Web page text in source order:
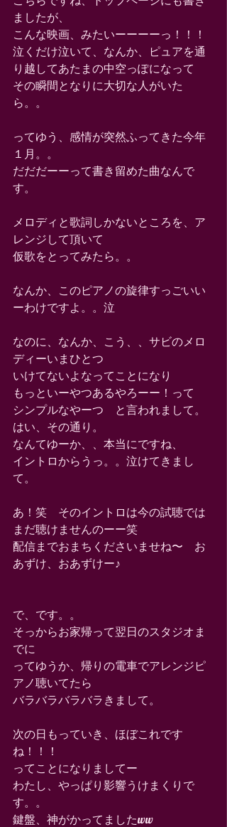
ましたが、
こんな映画、みたいーーーーっ！！！
泣くだけ泣いて、なんか、ピュアを通
り越してあたまの中空っぽになって
その瞬間となりに大切な人がいた
ら。。
ってゆう、感情が突然ふってきた今年
１月。。
だだだーーって書き留めた曲なんで
す。
メロディと歌詞しかないところを、ア
レンジして頂いて
仮歌をとってみたら。。
なんか、このピアノの旋律すっごいい
ーわけですよ。。泣
なのに、なんか、こう、、サビのメロ
ディーいまひとつ
いけてないよなってことになり
もっといーやつあるやろーー！って
シンプルなやーつ　と言われまして。
はい、その通り。
なんてゆーか、、本当にですね、
イントロからうっ。。泣けてきまし
て。
あ！笑　そのイントロは今の試聴では
まだ聴けませんのーー笑
配信までおまちくださいませね〜　お
あずけ、おあずけー♪
で、です。。
そっからお家帰って翌日のスタジオま
でに
ってゆうか、帰りの電車でアレンジピ
アノ聴いてたら
バラバラバラバラきまして。
次の日もっていき、ほぼこれです
ね！！！
ってことになりましてー
わたし、やっぱり影響うけまくりで
す。。
鍵盤、神がかってましたww